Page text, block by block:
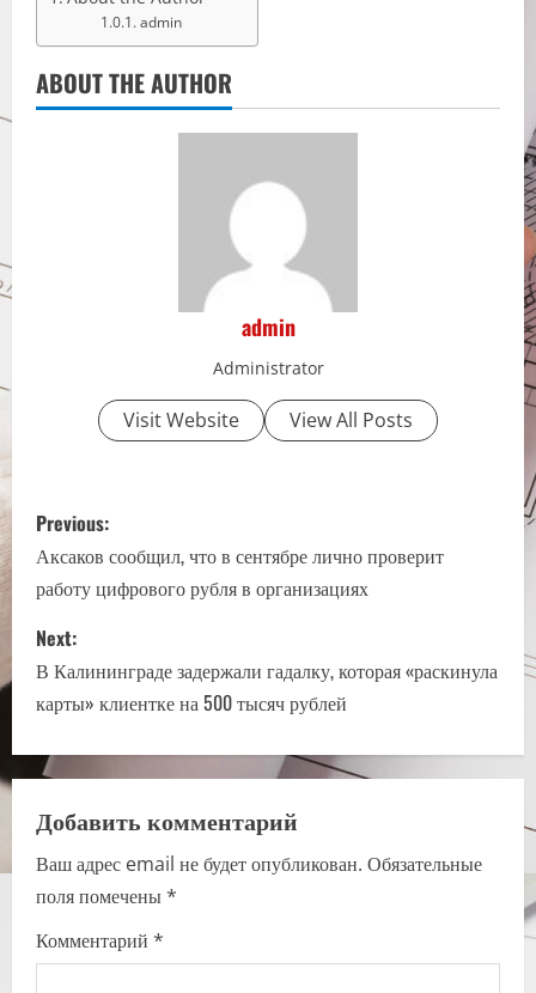
admin
ABOUT THE AUTHOR
admin
Administrator
Visit Website View All Posts
P
o
s
t
n
a
v
i
g
a
Previous:
Аксаков сообщил, что в сентябре лично проверит
работу цифрового рубля в организациях
Next:
В Калининграде задержали гадалку, которая «раскинула
карты» клиентке на 500 тысяч рублей
Добавить комментарий
Ваш адрес email не будет опубликован. Обязательные
поля помечены*
Комментарий *